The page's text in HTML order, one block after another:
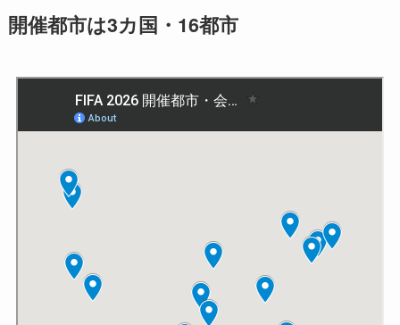
開催都市は3カ国・16都市